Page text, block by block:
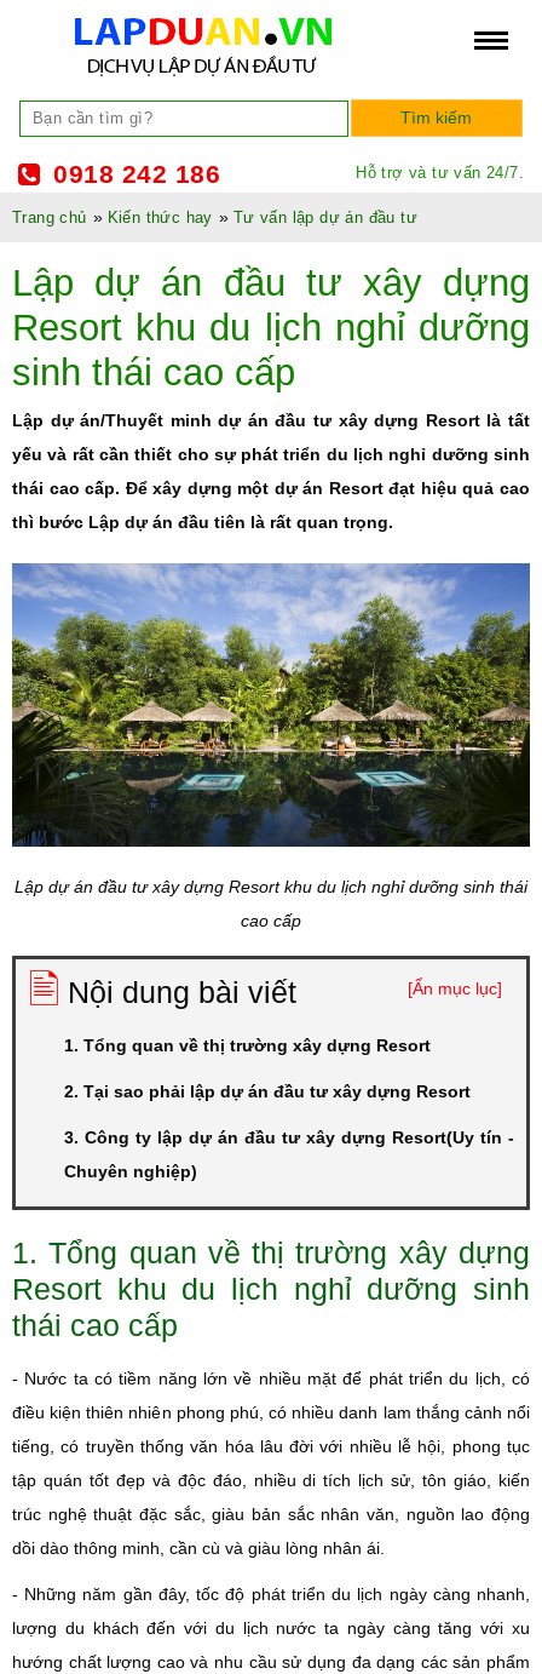
0918 242 186 Hỗ trợ và tư vấn 24/7.
Trang chủ » Kiến thức hay » Tư vấn lập dự án đầu tư
Lập dự án đầu tư xây dựng
Resort khu du lịch nghỉ dưỡng
sinh thái cao cấp
Lập dự án/Thuyết minh dự án đầu tư xây dựng Resort là tất
yếu và rất cần thiết cho sự phát triển du lịch nghỉ dưỡng sinh
thái cao cấp. Để xây dựng một dự án Resort đạt hiệu quả cao
thì bước Lập dự án đầu tiên là rất quan trọng.
Lập dự án đầu tư xây dựng Resort khu du lịch nghỉ dưỡng sinh thái
cao cấp
🖹 Nội dung bài viết [Ẩn mục lục]
1. Tổng quan về thị trường xây dựng Resort
2. Tại sao phải lập dự án đầu tư xây dựng Resort
3. Công ty lập dự án đầu tư xây dựng Resort(Uy tín -
Chuyên nghiệp)
1. Tổng quan về thị trường xây dựng
Resort khu du lịch nghỉ dưỡng sinh
thái cao cấp
- Nước ta có tiềm năng lớn về nhiều mặt để phát triển du lịch, có
điều kiện thiên nhiên phong phú, có nhiều danh lam thắng cảnh nổi
tiếng, có truyền thống văn hóa lâu đời với nhiều lễ hội, phong tục
tập quán tốt đẹp và độc đáo, nhiều di tích lịch sử, tôn giáo, kiến
trúc nghệ thuật đặc sắc, giàu bản sắc nhân văn, nguồn lao động
dồi dào thông minh, cần cù và giàu lòng nhân ái.
- Những năm gần đây, tốc độ phát triển du lịch ngày càng nhanh,
lượng du khách đến với du lịch nước ta ngày càng tăng với xu
hướng chất lượng cao và nhu cầu sử dụng đa dạng các sản phẩm